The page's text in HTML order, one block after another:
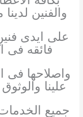
والفنين
على ايدى
فائقه فى
واصلاحها فى
علينا
جميع الخدمات